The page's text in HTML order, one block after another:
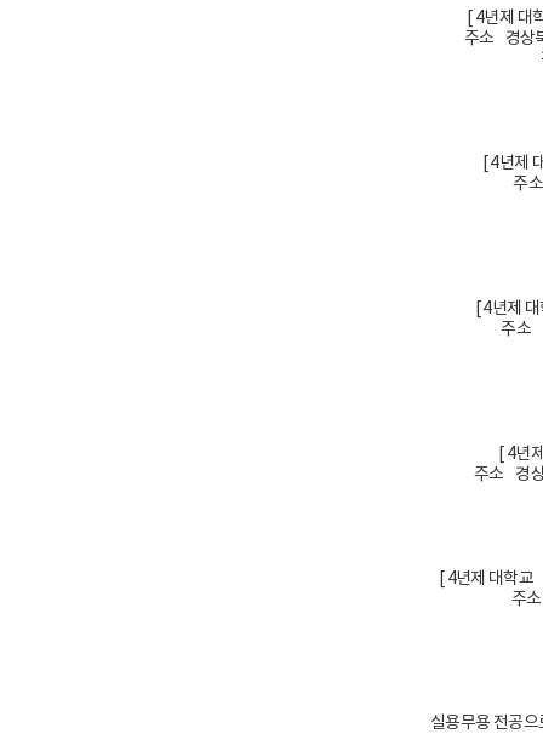
[ 4년제
주소 경상
[ 4년제
주
[ 4년제
주소
[ 4년
주소 경
[ 4년제 대학
주
실용무용 전공